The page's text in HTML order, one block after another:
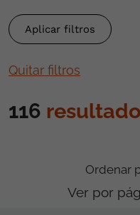
Quitar filtros
116
Ordenar
Ver por